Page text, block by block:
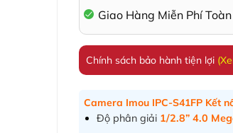
Giao Hàng Miễn Phí
Chính sách bảo hành tiện lợi
Camera Imou IPC-S41FP Kết
Độ phân giải 1/2.8” 4.0